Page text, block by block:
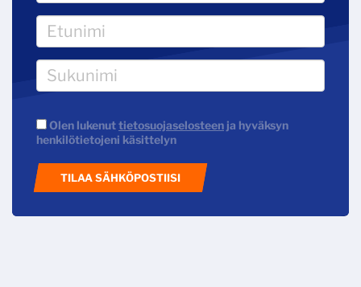
Olen lukenuttietosuojaselosteen ja hyväksyn
henkilötietojeni käsittelyn
TILAA SÄHKÖPOSTIISI